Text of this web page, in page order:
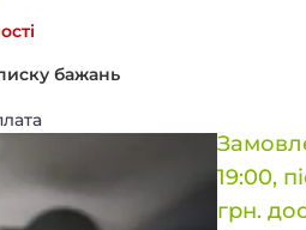
бажань
19:00,
грн.